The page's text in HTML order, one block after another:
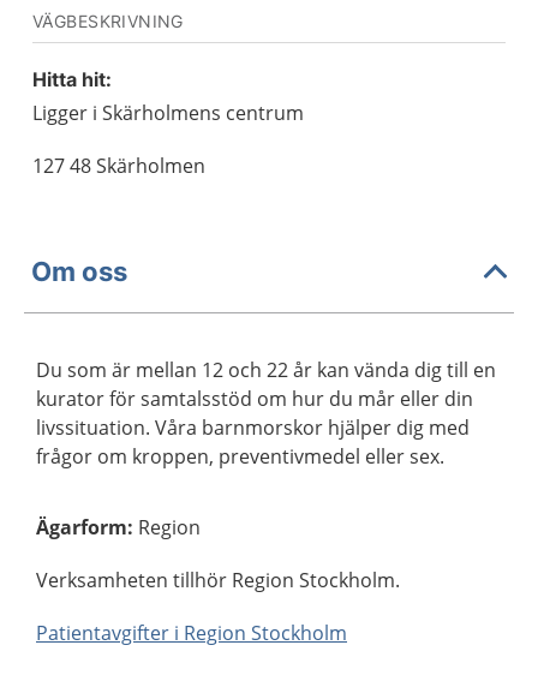
VÄGBESKRIVNING
Hitta hit:
Ligger i Skärholmens centrum
127 48 Skärholmen
Om oss
Du som är mellan 12 och 22 år kan vända dig till en
kurator för samtalsstöd om hur du mår eller din
livssituation. Våra barnmorskor hjälper dig med
frågor om kroppen, preventivmedel eller sex.
Ägarform: Region
Verksamheten tillhör Region Stockholm.
Patientavgifter i Region Stockholm